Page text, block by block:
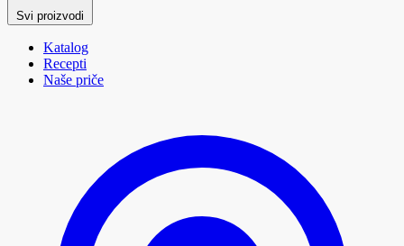
Svi proizvodi
Katalog
Recepti
Naše priče